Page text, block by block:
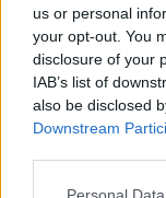
us or personal
your opt-out. You
disclosure of your
IAB’s list of
also be disclosed
Downstream
Please note that
Personal